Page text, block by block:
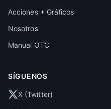
Acciones + Gráficos
Nosotros
Manual OTC
SÍGUENOS
X (Twitter)